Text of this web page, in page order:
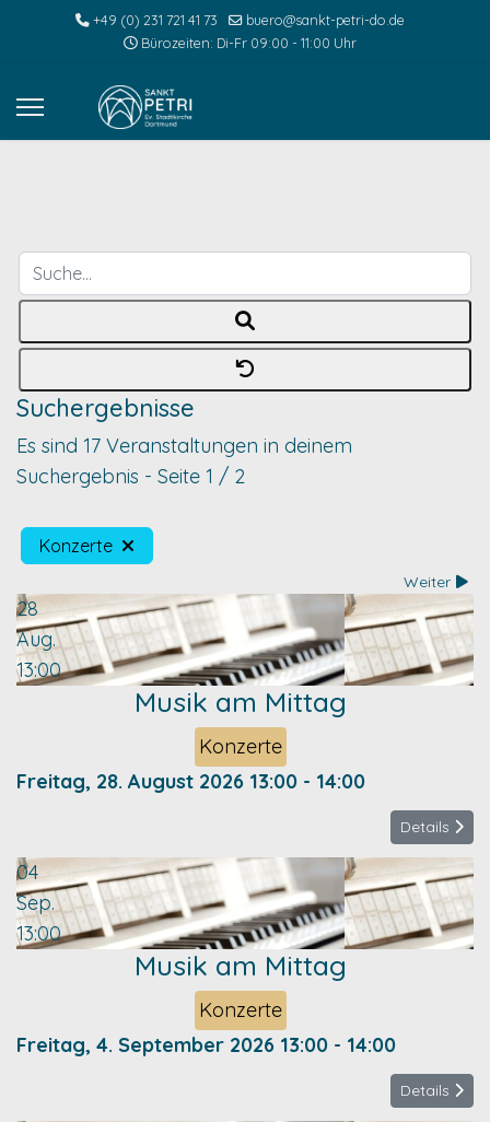
+49 (0) 231 721 41 73
buero@sankt-petri-do.de
Bürozeiten: Di-Fr 09:00 - 11:00 Uhr
Suche...
Suchergebnisse
Es sind 17 Veranstaltungen in deinem
Suchergebnis - Seite 1 / 2
Konzerte
Weiter
28
Aug.
13:00
Musik am Mittag
Konzerte
Freitag, 28. August 2026 13:00 - 14:00
Details
04
Sep.
13:00
Musik am Mittag
Konzerte
Freitag, 4. September 2026 13:00 - 14:00
Details